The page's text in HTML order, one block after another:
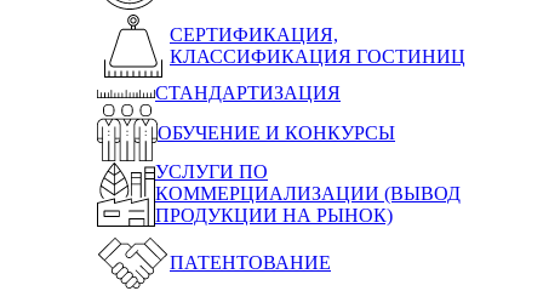
СЕРТИФИКАЦИЯ,
КЛАССИФИКАЦИЯ ГОСТИНИЦ
СТАНДАРТИЗАЦИЯ
ОБУЧЕНИЕ И КОНКУРСЫ
УСЛУГИ ПО
КОММЕРЦИАЛИЗАЦИИ (ВЫВОД
ПРОДУКЦИИ НА РЫНОК)
ПАТЕНТОВАНИЕ